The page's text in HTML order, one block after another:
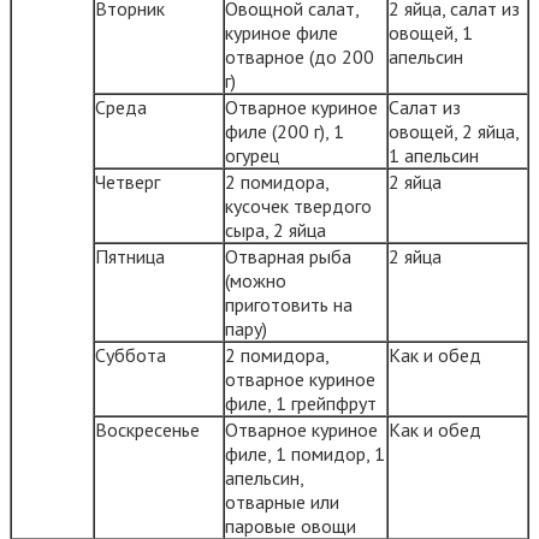
Вторник
Овощной салат,
куриное филе
отварное (до 200
г)
2 яйца, салат из
овощей, 1
апельсин
Среда
Отварное куриное
филе (200 г), 1
огурец
Салат из
овощей, 2 яйца,
1 апельсин
Четверг
2 помидора,
кусочек твердого
сыра, 2 яйца
2 яйца
Пятница
Отварная рыба
(можно
приготовить на
пару)
2 яйца
Суббота
2 помидора,
отварное куриное
филе, 1 грейпфрут
Как и обед
Воскресенье
Отварное куриное
филе, 1 помидор, 1
апельсин,
отварные или
паровые овощи
Как и обед